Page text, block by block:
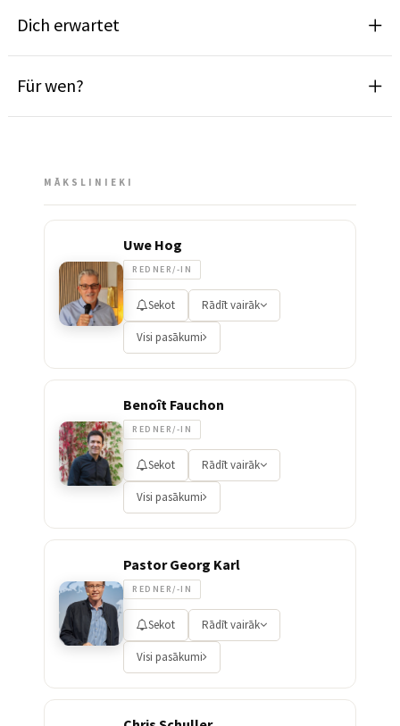
Dich erwartet
Für wen?
MĀKSLINIEKI
Uwe Hog
REDNER/-IN
Sekot Rādīt vairāk
Visi pasākumi
Benoît Fauchon
REDNER/-IN
Sekot Rādīt vairāk
Visi pasākumi
Pastor Georg Karl
REDNER/-IN
Sekot Rādīt vairāk
Visi pasākumi